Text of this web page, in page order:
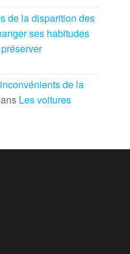
de la disparition des
ses habitudes
de la
Les voitures